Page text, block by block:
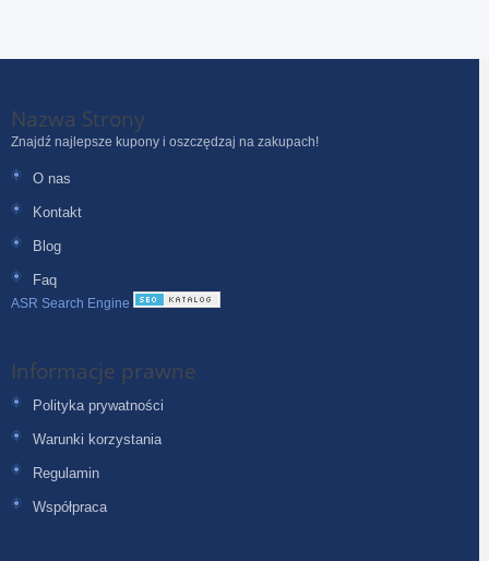
Nazwa Strony
Znajdź najlepsze kupony i oszczędzaj na zakupach!
O nas
Kontakt
Blog
Faq
ASR Search Engine
Informacje prawne
Polityka prywatności
Warunki korzystania
Regulamin
Współpraca